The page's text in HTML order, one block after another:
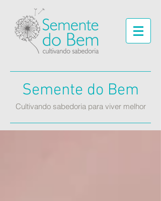
Semente do Bem
Cultivando sabedoria para viver melhor